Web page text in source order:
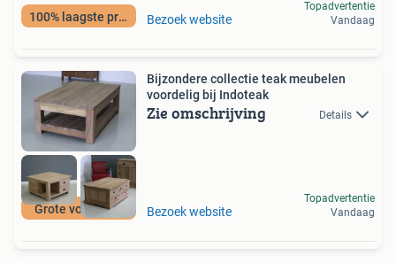
100% laagste prijs Bezoek website
Topadvertentie
Vandaag
Grote voorraad!
Bijzondere collectie teak meubelen
voordelig bij Indoteak
Zie omschrijving Details
Bezoek website
Topadvertentie
Vandaag